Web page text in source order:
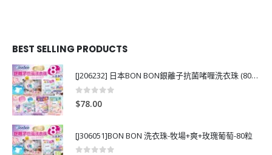
BEST SELLING PRODUCTS
[J206232] 日本BON BON銀離子抗菌啫喱洗衣珠 (80粒)
0
$78.00
[J306051]BON BON 洗衣珠-牧場+爽+玫瑰葡萄-80粒